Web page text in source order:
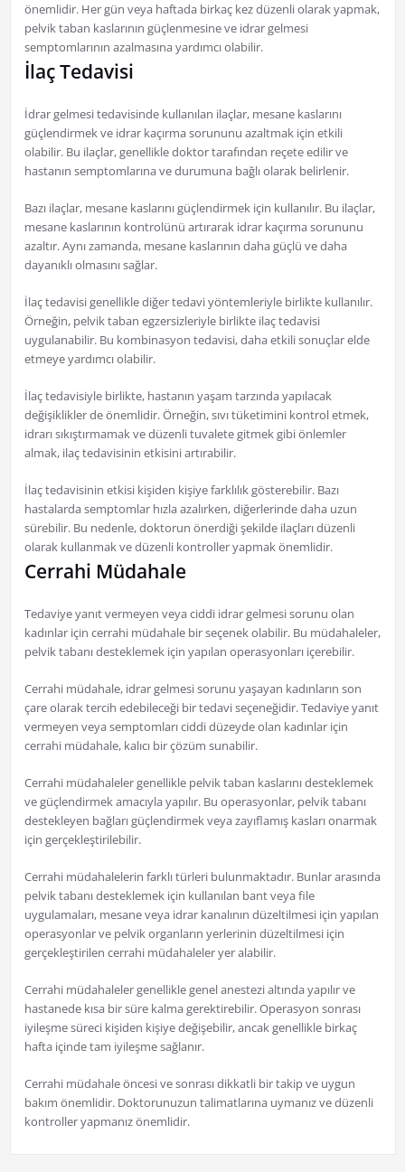
önemlidir. Her gün veya haftada birkaç kez düzenli olarak yapmak,
pelvik taban kaslarının güçlenmesine ve idrar gelmesi
semptomlarının azalmasına yardımcı olabilir.
İlaç Tedavisi
İdrar gelmesi tedavisinde kullanılan ilaçlar, mesane kaslarını
güçlendirmek ve idrar kaçırma sorununu azaltmak için etkili
olabilir. Bu ilaçlar, genellikle doktor tarafından reçete edilir ve
hastanın semptomlarına ve durumuna bağlı olarak belirlenir.
Bazı ilaçlar, mesane kaslarını güçlendirmek için kullanılır. Bu ilaçlar,
mesane kaslarının kontrolünü artırarak idrar kaçırma sorununu
azaltır. Aynı zamanda, mesane kaslarının daha güçlü ve daha
dayanıklı olmasını sağlar.
İlaç tedavisi genellikle diğer tedavi yöntemleriyle birlikte kullanılır.
Örneğin, pelvik taban egzersizleriyle birlikte ilaç tedavisi
uygulanabilir. Bu kombinasyon tedavisi, daha etkili sonuçlar elde
etmeye yardımcı olabilir.
İlaç tedavisiyle birlikte, hastanın yaşam tarzında yapılacak
değişiklikler de önemlidir. Örneğin, sıvı tüketimini kontrol etmek,
idrarı sıkıştırmamak ve düzenli tuvalete gitmek gibi önlemler
almak, ilaç tedavisinin etkisini artırabilir.
İlaç tedavisinin etkisi kişiden kişiye farklılık gösterebilir. Bazı
hastalarda semptomlar hızla azalırken, diğerlerinde daha uzun
sürebilir. Bu nedenle, doktorun önerdiği şekilde ilaçları düzenli
olarak kullanmak ve düzenli kontroller yapmak önemlidir.
Cerrahi Müdahale
Tedaviye yanıt vermeyen veya ciddi idrar gelmesi sorunu olan
kadınlar için cerrahi müdahale bir seçenek olabilir. Bu müdahaleler,
pelvik tabanı desteklemek için yapılan operasyonları içerebilir.
Cerrahi müdahale, idrar gelmesi sorunu yaşayan kadınların son
çare olarak tercih edebileceği bir tedavi seçeneğidir. Tedaviye yanıt
vermeyen veya semptomları ciddi düzeyde olan kadınlar için
cerrahi müdahale, kalıcı bir çözüm sunabilir.
Cerrahi müdahaleler genellikle pelvik taban kaslarını desteklemek
ve güçlendirmek amacıyla yapılır. Bu operasyonlar, pelvik tabanı
destekleyen bağları güçlendirmek veya zayıflamış kasları onarmak
için gerçekleştirilebilir.
Cerrahi müdahalelerin farklı türleri bulunmaktadır. Bunlar arasında
pelvik tabanı desteklemek için kullanılan bant veya file
uygulamaları, mesane veya idrar kanalının düzeltilmesi için yapılan
operasyonlar ve pelvik organların yerlerinin düzeltilmesi için
gerçekleştirilen cerrahi müdahaleler yer alabilir.
Cerrahi müdahaleler genellikle genel anestezi altında yapılır ve
hastanede kısa bir süre kalma gerektirebilir. Operasyon sonrası
iyileşme süreci kişiden kişiye değişebilir, ancak genellikle birkaç
hafta içinde tam iyileşme sağlanır.
Cerrahi müdahale öncesi ve sonrası dikkatli bir takip ve uygun
bakım önemlidir. Doktorunuzun talimatlarına uymanız ve düzenli
kontroller yapmanız önemlidir.